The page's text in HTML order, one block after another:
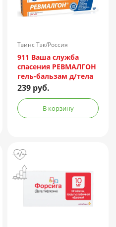
Твинс Тэк/Россия
911 Ваша служба
спасения РЕВМАЛГОН
гель-бальзам д/тела
100мл
239 руб.
В корзину